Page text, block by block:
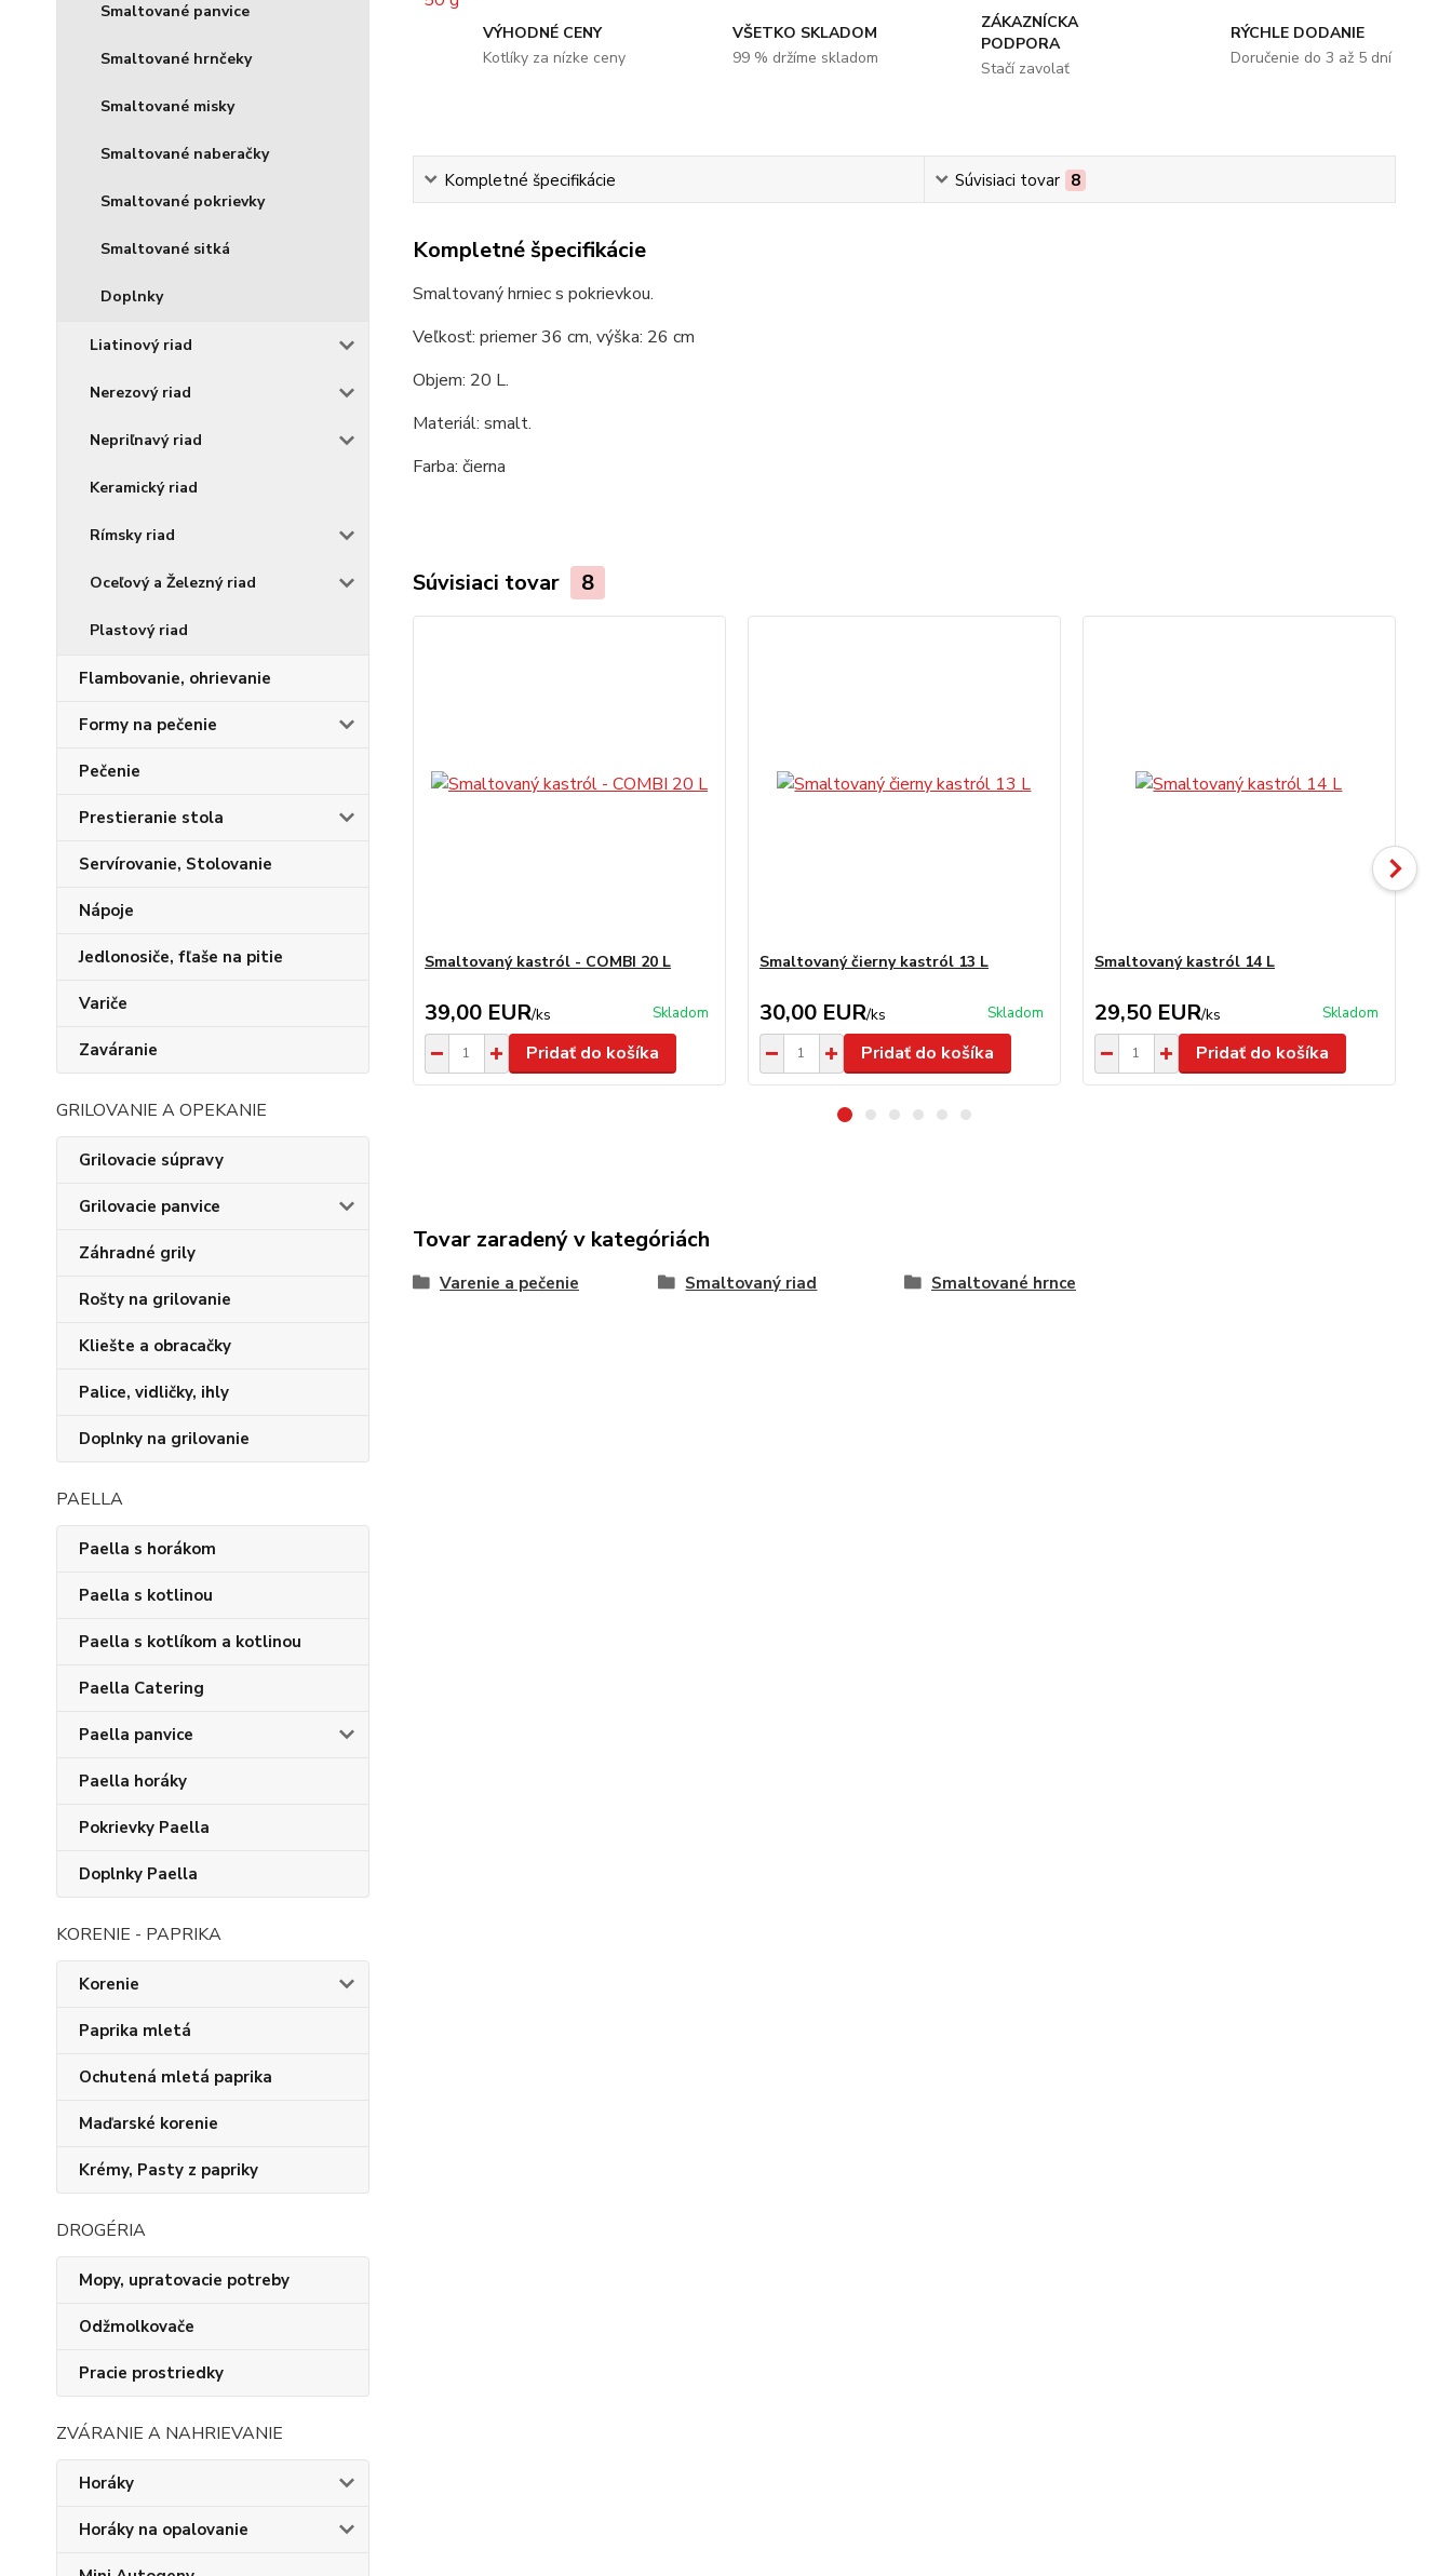
Smaltované panvice
Smaltované hrnčeky
Smaltované misky
Smaltované naberačky
Smaltované pokrievky
Smaltované sitká
Doplnky
Liatinový riad
Nerezový riad
Nepriľnavý riad
Keramický riad
Rímsky riad
Oceľový a Železný riad
Plastový riad
Flambovanie, ohrievanie
Formy na pečenie
Pečenie
Prestieranie stola
Servírovanie, Stolovanie
Nápoje
Jedlonosiče, fľaše na pitie
Variče
Zaváranie
GRILOVANIE A OPEKANIE
Grilovacie súpravy
Grilovacie panvice
Záhradné grily
Rošty na grilovanie
Kliešte a obracačky
Palice, vidličky, ihly
Doplnky na grilovanie
PAELLA
Paella s horákom
Paella s kotlinou
Paella s kotlíkom a kotlinou
Paella Catering
Paella panvice
Paella horáky
Pokrievky Paella
Doplnky Paella
KORENIE - PAPRIKA
Korenie
Paprika mletá
Ochutená mletá paprika
Maďarské korenie
Krémy, Pasty z papriky
DROGÉRIA
Mopy, upratovacie potreby
Odžmolkovače
Pracie prostriedky
ZVÁRANIE A NAHRIEVANIE
Horáky
Horáky na opalovanie
VÝHODNÉ CENY
Kotlíky za nízke ceny
VŠETKO SKLADOM
99 % držíme skladom
ZÁKAZNÍCKA
PODPORA
Stačí zavolať
RÝCHLE DODANIE
Doručenie do 3 až 5 dní
Kompletné špecifikácie Súvisiaci tovar 8
Kompletné špecifikácie
Smaltovaný hrniec s pokrievkou.
Veľkosť: priemer 36 cm, výška: 26 cm
Objem: 20 L.
Materiál: smalt.
Farba: čierna
Súvisiaci tovar 8
Smaltovaný kastról - COMBI 20 L
39,00 EUR/ks Skladom
Pridať do košíka
Smaltovaný čierny kastról 13 L
30,00 EUR/ks Skladom
Pridať do košíka
Smaltovaný kastról 14 L
29,50 EUR/ks Skladom
Pridať do košíka
Tovar zaradený v kategóriách
Varenie a pečenie Smaltovaný riad Smaltované hrnce